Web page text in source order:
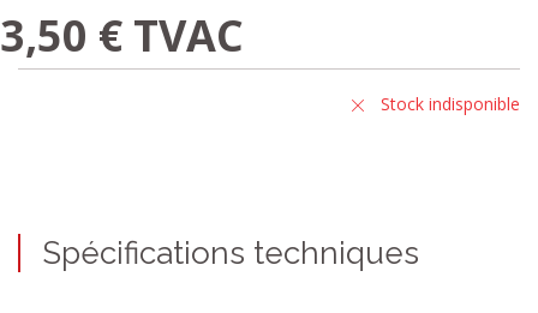
3,50 € TVAC
Stock indisponible
Spécifications techniques